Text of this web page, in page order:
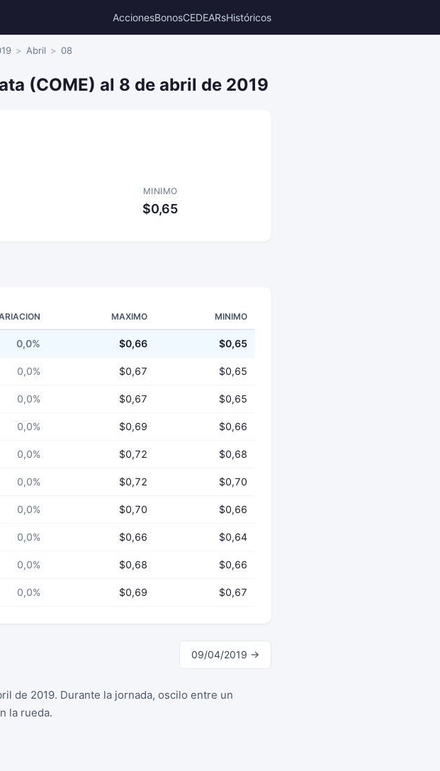
AccionesBonosCEDEARsHistóricos
Abril 08
(COME) al 8 de abril de 2019
MINIMO
$0,65
MAXIMO MINIMO
0,0% $0,66 $0,65
0,0% $0,67 $0,65
0,0% $0,67 $0,65
0,0% $0,69 $0,66
0,0% $0,72 $0,68
0,0% $0,72 $0,70
0,0% $0,70 $0,66
0,0% $0,66 $0,64
0,0% $0,68 $0,66
0,0% $0,69 $0,67
09/04/2019 →
de 2019. Durante la jornada, oscilo entre un
la rueda.